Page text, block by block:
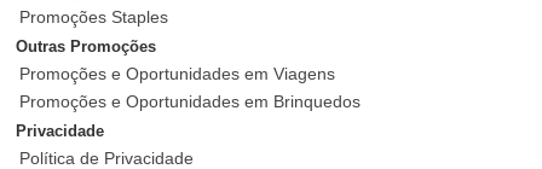
Promoções Staples
Outras Promoções
Promoções e Oportunidades em Viagens
Promoções e Oportunidades em Brinquedos
Privacidade
Política de Privacidade